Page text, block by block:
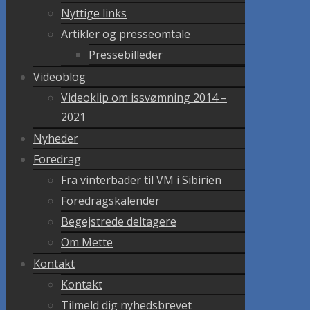
Nyttige links
Artikler og presseomtale
Pressebilleder
Videoblog
Videoklip om issvømning 2014 –
2021
Nyheder
Foredrag
Fra vinterbader til VM i Sibirien
Foredragskalender
Begejstrede deltagere
Om Mette
Kontakt
Kontakt
Tilmeld dig nyhedsbrevet